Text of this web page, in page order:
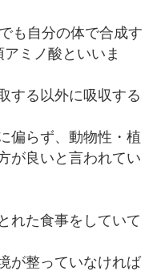
も自分の体で合成す
ミノ酸といいま
する以外に吸収する
偏らず、動物性・植
が良いと言われてい
れた食事をしていて
が整っていなければ